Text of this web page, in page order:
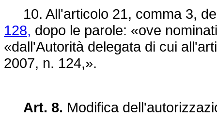
10. All'articolo 21, comma 3,
128, dopo le parole: «ove
«dall'Autorità delegata di cui
2007, n. 124,».
Art. 8. Modifica